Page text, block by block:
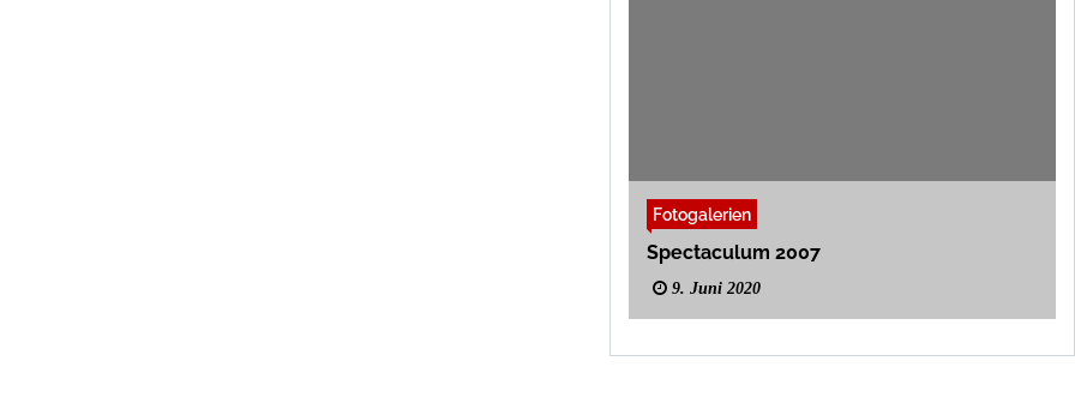
Fotogalerien
Spectaculum 2007
9. Juni 2020